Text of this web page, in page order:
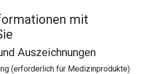
mit
Auszeichnungen
(erforderlich für Medizinprodukte)